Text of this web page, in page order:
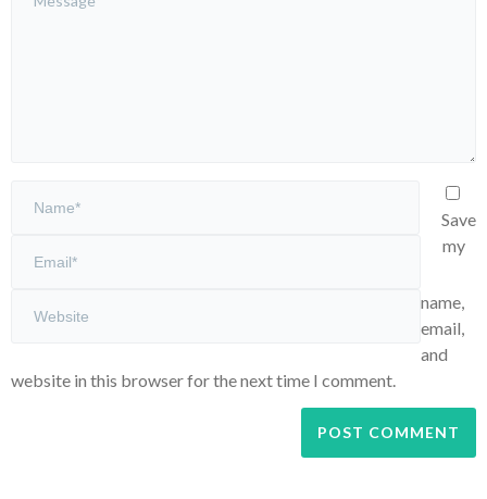
Save
my
name,
email,
and
website in this browser for the next time I comment.